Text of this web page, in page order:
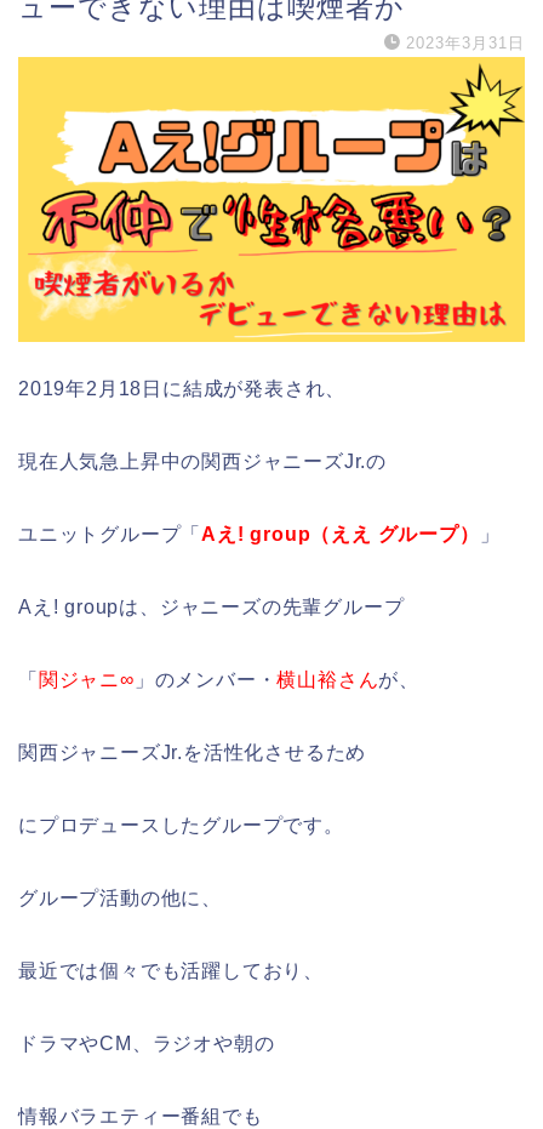
ューできない理由は喫煙者か
2023年3月31日
2019年2月18日に結成が発表され、
現在人気急上昇中の関西ジャニーズJr.の
ユニットグループ「Aえ! group（ええ グループ） 」
Aえ! groupは、ジャニーズの先輩グループ
「 関ジャニ∞ 」のメンバー・横山裕さんが、
関西ジャニーズJr.を活性化させるため
にプロデュースしたグループです。
グループ活動の他に、
最近では個々でも活躍しており、
ドラマやCM、ラジオや朝の
情報バラエティー番組でも